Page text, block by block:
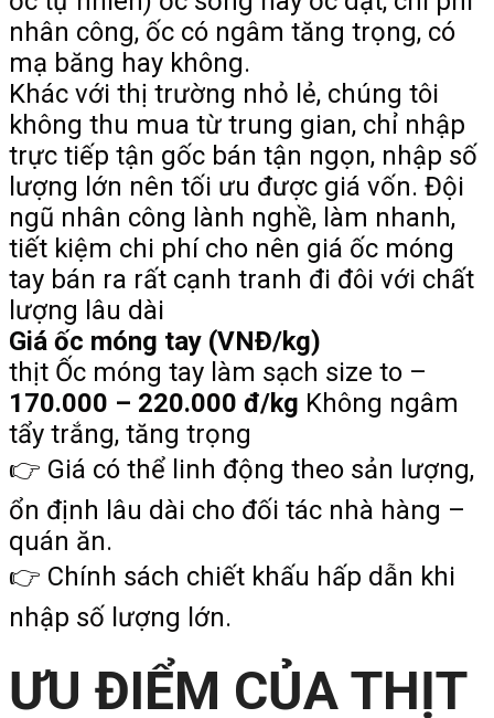
nhân công, ốc có ngâm tăng trọng, có
mạ băng hay không.
Khác với thị trường nhỏ lẻ, chúng tôi
không thu mua từ trung gian, chỉ nhập
trực tiếp tận gốc bán tận ngọn, nhập số
lượng lớn nên tối ưu được giá vốn. Đội
ngũ nhân công lành nghề, làm nhanh,
tiết kiệm chi phí cho nên giá ốc móng
tay bán ra rất cạnh tranh đi đôi với chất
lượng lâu dài
Giá ốc móng tay (VNĐ/kg)
thịt Ốc móng tay làm sạch size to –
170.000 – 220.000 đ/kg Không ngâm
tẩy trắng, tăng trọng
👉 Giá có thể linh động theo sản lượng,
ổn định lâu dài cho đối tác nhà hàng –
quán ăn.
👉 Chính sách chiết khấu hấp dẫn khi
nhập số lượng lớn.
ƯU ĐIỂM CỦA THỊT